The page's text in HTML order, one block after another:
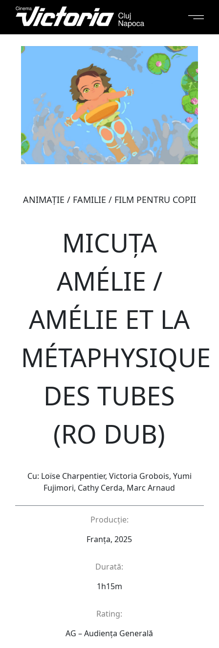
ANIMAŢIE / FAMILIE / FILM PENTRU COPII
MICUȚA
AMÉLIE /
AMÉLIE ET LA
MÉTAPHYSIQUE
DES TUBES
(RO DUB)
Cu: Loïse Charpentier, Victoria Grobois, Yumi
Fujimori, Cathy Cerda, Marc Arnaud
Producție:
Franța, 2025
Durată:
1h15m
Rating:
AG – Audienţa Generală